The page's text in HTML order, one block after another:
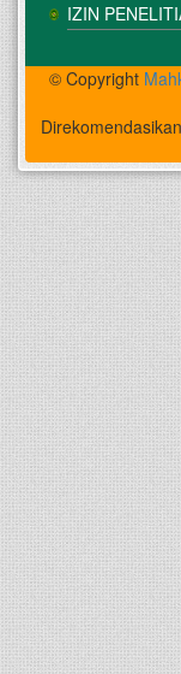
IZIN
© Copyright